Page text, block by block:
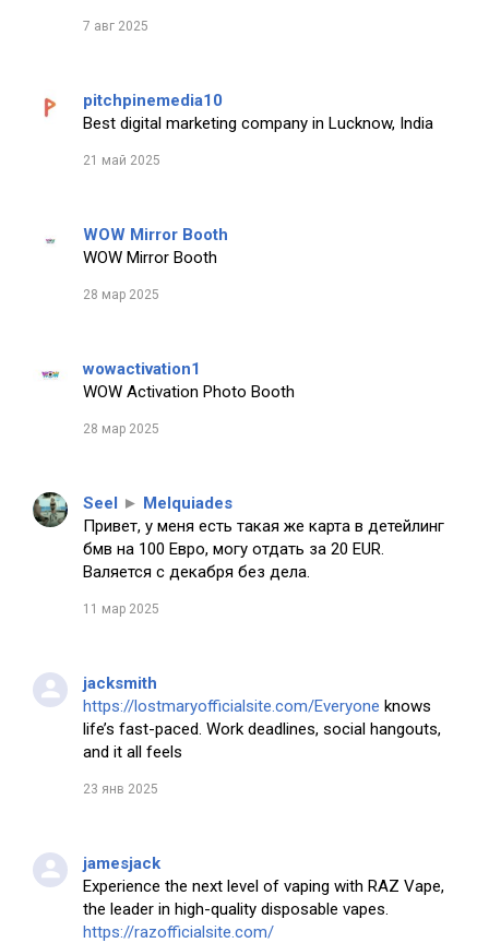
7 авг 2025
pitchpinemedia10
Best digital marketing company in Lucknow, India
21 май 2025
WOW Mirror Booth
WOW Mirror Booth
28 мар 2025
wowactivation1
WOW Activation Photo Booth
28 мар 2025
Seel ► Melquiades
Привет, у меня есть такая же карта в детейлинг
бмв на 100 Евро, могу отдать за 20 EUR.
Валяется с декабря без дела.
11 мар 2025
jacksmith
https://lostmaryofficialsite.com/Everyone knows
life’s fast-paced. Work deadlines, social hangouts,
and it all feels
23 янв 2025
jamesjack
Experience the next level of vaping with RAZ Vape,
the leader in high-quality disposable vapes.
https://razofficialsite.com/